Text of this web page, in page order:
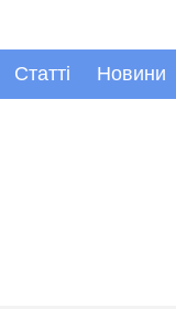
Статті Новини